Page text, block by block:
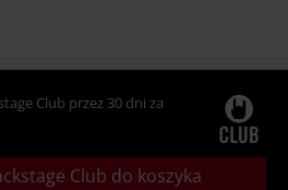
Club przez 30 dni za
Club do koszyka